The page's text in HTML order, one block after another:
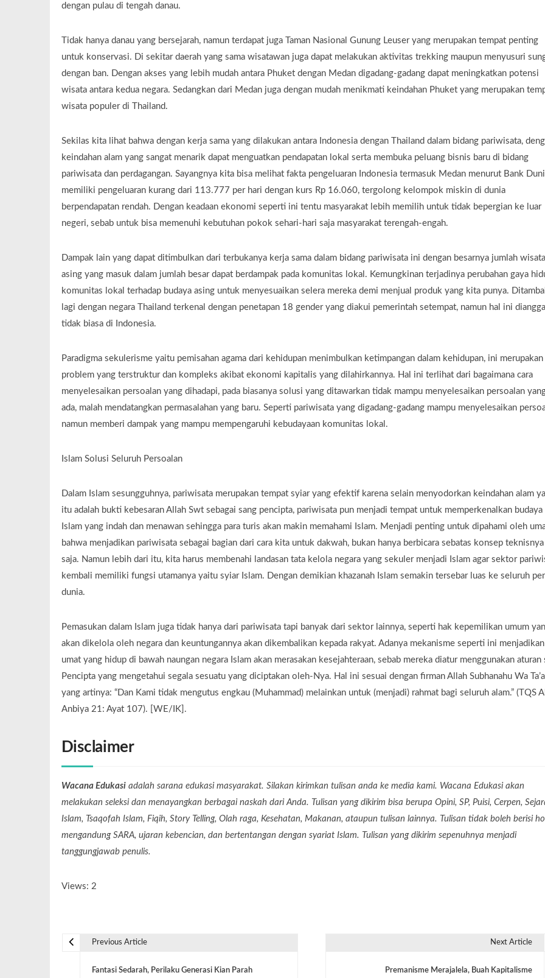
dengan pulau di tengah danau.
Tidak hanya danau yang bersejarah, namun terdapat juga Taman Nasional Gunung Leuser yang merupakan tempat penting
untuk konservasi. Di sekitar daerah yang sama wisatawan juga dapat melakukan aktivitas trekking maupun menyusuri
dengan ban. Dengan akses yang lebih mudah antara Phuket dengan Medan digadang-gadang dapat meningkatkan potensi
wisata antara kedua negara. Sedangkan dari Medan juga dengan mudah menikmati keindahan Phuket yang merupakan
wisata populer di Thailand.
Sekilas kita lihat bahwa dengan kerja sama yang dilakukan antara Indonesia dengan Thailand dalam bidang pariwisata,
keindahan alam yang sangat menarik dapat menguatkan pendapatan lokal serta membuka peluang bisnis baru di bidang
pariwisata dan perdagangan. Sayangnya kita bisa melihat fakta pengeluaran Indonesia termasuk Medan menurut Bank
memiliki pengeluaran kurang dari 113.777 per hari dengan kurs Rp 16.060, tergolong kelompok miskin di dunia
berpendapatan rendah. Dengan keadaan ekonomi seperti ini tentu masyarakat lebih memilih untuk tidak bepergian ke luar
negeri, sebab untuk bisa memenuhi kebutuhan pokok sehari-hari saja masyarakat terengah-engah.
Dampak lain yang dapat ditimbulkan dari terbukanya kerja sama dalam bidang pariwisata ini dengan besarnya jumlah
asing yang masuk dalam jumlah besar dapat berdampak pada komunitas lokal. Kemungkinan terjadinya perubahan gaya
komunitas lokal terhadap budaya asing untuk menyesuaikan selera mereka demi menjual produk yang kita punya.
lagi dengan negara Thailand terkenal dengan penetapan 18 gender yang diakui pemerintah setempat, namun hal ini
tidak biasa di Indonesia.
Paradigma sekulerisme yaitu pemisahan agama dari kehidupan menimbulkan ketimpangan dalam kehidupan, ini merupakan
problem yang terstruktur dan kompleks akibat ekonomi kapitalis yang dilahirkannya. Hal ini terlihat dari bagaimana cara
menyelesaikan persoalan yang dihadapi, pada biasanya solusi yang ditawarkan tidak mampu menyelesaikan persoalan
ada, malah mendatangkan permasalahan yang baru. Seperti pariwisata yang digadang-gadang mampu menyelesaikan
namun memberi dampak yang mampu mempengaruhi kebudayaan komunitas lokal.
Islam Solusi Seluruh Persoalan
Dalam Islam sesungguhnya, pariwisata merupakan tempat syiar yang efektif karena selain menyodorkan keindahan alam
itu adalah bukti kebesaran Allah Swt sebagai sang pencipta, pariwisata pun menjadi tempat untuk memperkenalkan budaya
Islam yang indah dan menawan sehingga para turis akan makin memahami Islam. Menjadi penting untuk dipahami oleh
bahwa menjadikan pariwisata sebagai bagian dari cara kita untuk dakwah, bukan hanya berbicara sebatas konsep teknisnya
saja. Namun lebih dari itu, kita harus membenahi landasan tata kelola negara yang sekuler menjadi Islam agar sektor
kembali memiliki fungsi utamanya yaitu syiar Islam. Dengan demikian khazanah Islam semakin tersebar luas ke seluruh
dunia.
Pemasukan dalam Islam juga tidak hanya dari pariwisata tapi banyak dari sektor lainnya, seperti hak kepemilikan umum
akan dikelola oleh negara dan keuntungannya akan dikembalikan kepada rakyat. Adanya mekanisme seperti ini menjadikan
umat yang hidup di bawah naungan negara Islam akan merasakan kesejahteraan, sebab mereka diatur menggunakan aturan
Pencipta yang mengetahui segala sesuatu yang diciptakan oleh-Nya. Hal ini sesuai dengan firman Allah Subhanahu Wa
yang artinya: “Dan Kami tidak mengutus engkau (Muhammad) melainkan untuk (menjadi) rahmat bagi seluruh alam.” (TQS
Anbiya 21: Ayat 107). [WE/IK].
Disclaimer
Wacana Edukasiadalah sarana edukasi masyarakat. Silakan kirimkan tulisan anda ke media kami. Wacana Edukasi akan
melakukan seleksi dan menayangkan berbagai naskah dari Anda. Tulisan yang dikirim bisa berupa Opini, SP, Puisi, Cerpen,
Islam, Tsaqofah Islam, Fiqih, Story Telling, Olah raga, Kesehatan, Makanan, ataupun tulisan lainnya. Tulisan tidak boleh berisi
mengandung SARA, ujaran kebencian, dan bertentangan dengan syariat Islam. Tulisan yang dikirim sepenuhnya menjadi
tanggungjawab penulis.
Views: 2
Previous Article
Fantasi Sedarah, Perilaku Generasi Kian Parah
Next Article
Premanisme Merajalela, Buah Kapitalisme